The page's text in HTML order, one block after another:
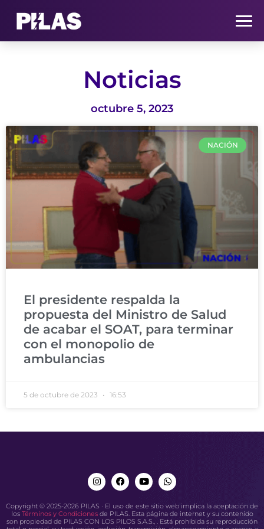
HOME
NOTICIAS
QUIÉNES SOMOS
CONTACTO
SUSCRÍBETE
Noticias
octubre 5, 2023
NACIÓN
El presidente respalda la
propuesta del Ministro de Salud
de acabar el SOAT, para terminar
con el monopolio de
ambulancias
5 de octubre de 2023 16:53
Copyright © 2025-2026 PILAS · El uso de este sitio web implica la aceptación de
los Términos y Condicionesde PILAS. Esta página de internet y su contenido
son propiedad de PILAS CON LOS PILOS S.A.S., . Está prohibida su reproducción